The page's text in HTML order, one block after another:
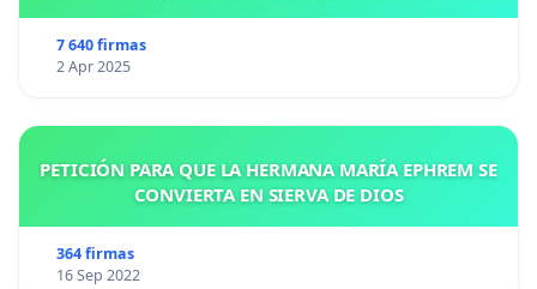
7 640 firmas
2 Apr 2025
PETICIÓN PARA QUE LA HERMANA MARÍA EPHREM SE
CONVIERTA EN SIERVA DE DIOS
364 firmas
16 Sep 2022